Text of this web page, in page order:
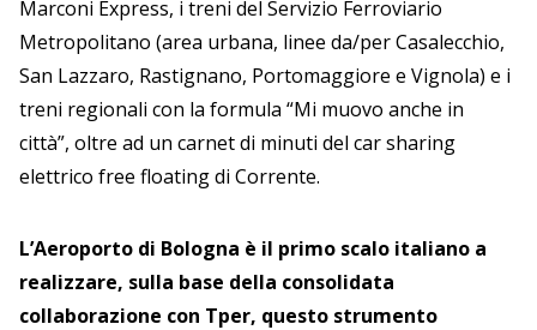
Marconi Express, i treni del Servizio Ferroviario
Metropolitano (area urbana, linee da/per Casalecchio,
San Lazzaro, Rastignano, Portomaggiore e Vignola) e i
treni regionali con la formula “Mi muovo anche in
città”, oltre ad un carnet di minuti del car sharing
elettrico free floating di Corrente.
L’Aeroporto di Bologna è il primo scalo italiano a
realizzare, sulla base della consolidata
collaborazione con Tper, questo strumento